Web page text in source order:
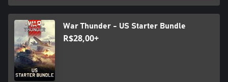
War Thunder - US Starter Bundle
R$28,00+